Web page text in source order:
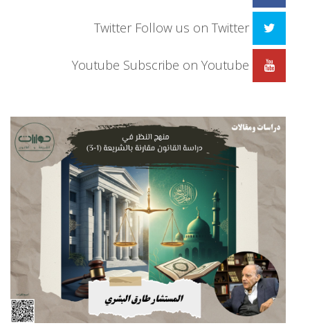
Twitter Follow us on Twitter
Youtube Subscribe on Youtube